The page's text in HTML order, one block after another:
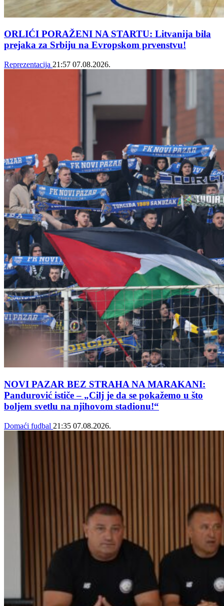
ORLIĆI PORAŽENI NA STARTU: Litvanija bila
prejaka za Srbiju na Evropskom prvenstvu!
Reprezentacija 21:57 07.08.2026.
NOVI PAZAR BEZ STRAHA NA MARAKANI:
Pandurović ističe – „Cilj je da se pokažemo u što
boljem svetlu na njihovom stadionu!“
Domaći fudbal 21:35 07.08.2026.